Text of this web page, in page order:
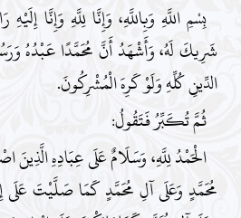
بِسْمِ اللَّهِ وَبِاللَّهِ، وَإِنَّا لِلَّهِ وَإِنَّا
شَرِيكَ لَهُ، وَأَشْهَدُ أَنَّ مُحَمَّدًا عَبْدُهُ
الدِّينِ كُلِّهِ وَلَوْ كَرِهَ الْمُشْرِكُونَ.
ثُمَّ تُكَبِّرُ فَتَقُولُ:
الْحَمْدُ لِلَّهِ، وَسَلَامٌ عَلَى عِبَادِهِ
مُحَمَّدٍ وَعَلَى آلِ مُحَمَّدٍ كَمَا صَلَّيْتَ عَلَى